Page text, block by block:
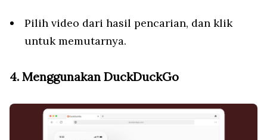
Pilih video dari hasil pencarian, dan klik
untuk memutarnya.
4. Menggunakan DuckDuckGo